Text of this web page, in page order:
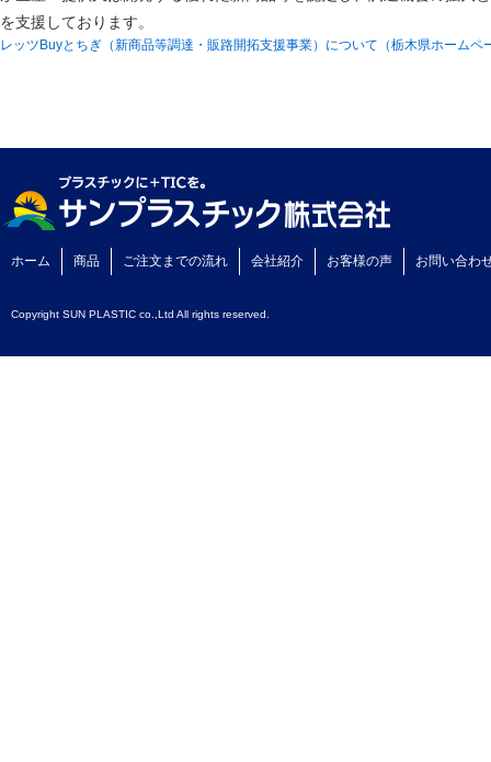
を支援しております。
レッツBuyとちぎ（新商品等調達・販路開拓支援事業）について（栃木県ホームペ
ホーム 商品 ご注文までの流れ 会社紹介 お客様の声 お問い合わ
Copyright SUN PLASTIC co.,Ltd All rights reserved.